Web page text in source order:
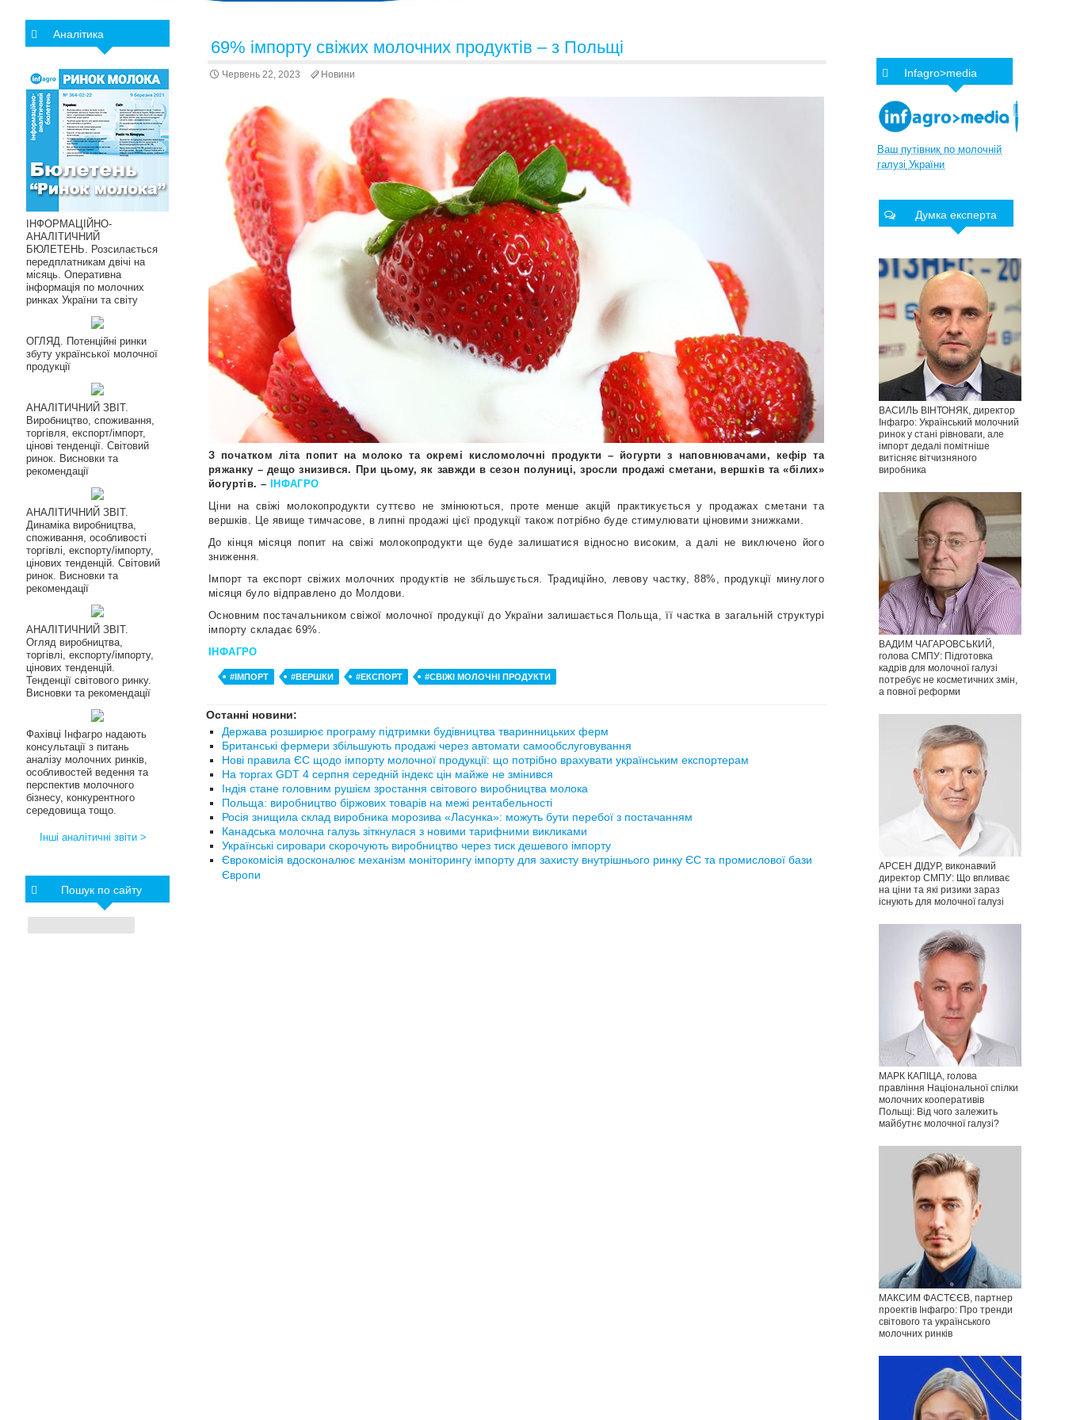
69% імпорту свіжих молочних продуктів – з Польщі
Червень 22, 2023 Новини
З початком літа попит на молоко та окремі кисломолочні продукти – йогурти з наповнювачами, кефір та
ряжанку – дещо знизився. При цьому, як завжди в сезон полуниці, зросли продажі сметани, вершків та «білих»
йогуртів. –
ІНФАГРО
Ціни на свіжі молокопродукти суттєво не змінюються, проте менше акцій практикується у продажах сметани та
вершків. Це явище тимчасове, в липні продажі цієї продукції також потрібно буде стимулювати ціновими знижками.
До кінця місяця попит на свіжі молокопродукти ще буде залишатися відносно високим, а далі не виключено його
зниження.
Імпорт та експорт свіжих молочних продуктів не збільшується. Традиційно, левову частку, 88%, продукції минулого
місяця було відправлено до Молдови.
Основним постачальником свіжої молочної продукції до України залишається Польща, її частка в загальній структурі
імпорту складає 69%.
ІНФАГРО
#ІМПОРТ #ВЕРШКИ #ЕКСПОРТ #СВІЖІ МОЛОЧНІ ПРОДУКТИ
Останні новини:
Держава розширює програму підтримки будівництва тваринницьких ферм
Британські фермери збільшують продажі через автомати самообслуговування
Нові правила ЄС щодо імпорту молочної продукції: що потрібно врахувати українським експортерам
На торгах GDT 4 серпня середній індекс цін майже не змінився
Індія стане головним рушієм зростання світового виробництва молока
Польща: виробництво біржових товарів на межі рентабельності
Росія знищила склад виробника морозива «Ласунка»: можуть бути перебої з постачанням
Канадська молочна галузь зіткнулася з новими тарифними викликами
Українські сировари скорочують виробництво через тиск дешевого імпорту
Єврокомісія вдосконалює механізм моніторингу імпорту для захисту внутрішнього ринку ЄС та промислової бази
Європи
Infagro>media
Ваш путівник по молочній
галузі України
Думка експерта
ВАСИЛЬ ВІНТОНЯК, директор
Інфагро: Український молочний
ринок у стані рівноваги, але
імпорт дедалі помітніше
витісняє вітчизняного
виробника
ВАДИМ ЧАГАРОВСЬКИЙ,
голова СМПУ: Підготовка
кадрів для молочної галузі
потребує не косметичних змін,
а повної реформи
АРСЕН ДІДУР, виконавчий
директор СМПУ: Що впливає
на ціни та які ризики зараз
існують для молочної галузі
МАРК КАПІЦА, голова
правління Національної спілки
молочних кооперативів
Польщі: Від чого залежить
майбутнє молочної галузі?
МАКСИМ ФАСТЄЄВ, партнер
проектів Інфагро: Про тренди
світового та українського
молочних ринків
Аналітика
ІНФОРМАЦІЙНО-
АНАЛІТИЧНИЙ
БЮЛЕТЕНЬ. Розсилається
передплатникам двічі на
місяць. Оперативна
інформація по молочних
ринках України та світу
ОГЛЯД. Потенційні ринки
збуту української молочної
продукції
АНАЛІТИЧНИЙ ЗВІТ.
Виробництво, споживання,
торгівля, експорт/імпорт,
цінові тенденції. Світовий
ринок. Висновки та
рекомендації
АНАЛІТИЧНИЙ ЗВІТ.
Динаміка виробництва,
споживання, особливості
торгівлі, експорту/імпорту,
цінових тенденцій. Світовий
ринок. Висновки та
рекомендації
АНАЛІТИЧНИЙ ЗВІТ.
Огляд виробництва,
торгівлі, експорту/імпорту,
цінових тенденцій.
Тенденції світового ринку.
Висновки та рекомендації
Фахівці Інфагро надають
консультації з питань
аналізу молочних ринків,
особливостей ведення та
перспектив молочного
бізнесу, конкурентного
середовища тощо.
Інші аналітичні звіти >
Пошук по сайту